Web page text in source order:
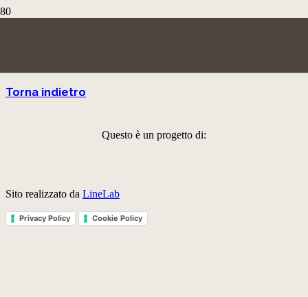
Torna indietro
Questo è un progetto di:
Sito realizzato da LineLab
Privacy Policy Cookie Policy